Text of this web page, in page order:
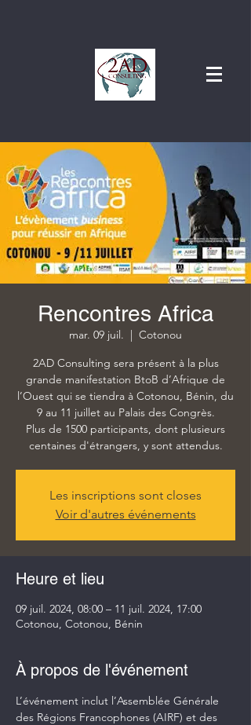
Rencontres Africa
mar. 09 juil.
  |
Cotonou
2AD Consulting sera présent à la plus
grande manifestation BtoB d’Afrique de
l’Ouest qui se tiendra à Cotonou, Bénin, du
9 au 11 juillet au Palais des Congrès.
Plus de 1500 participants, dont plusieurs
centaines d'étrangers, y sont attendus.
Les inscriptions sont closes
Voir d'autres événements
Heure et lieu
09 juil. 2024, 08:00 – 11 juil. 2024, 17:00
Cotonou, Cotonou, Bénin
À propos de l'événement
L’événement inclut l’Assemblée Générale
des Régions Francophones (AIRF) et des